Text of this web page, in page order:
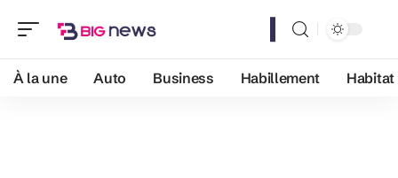
À la une Auto Business Habillement Habitat